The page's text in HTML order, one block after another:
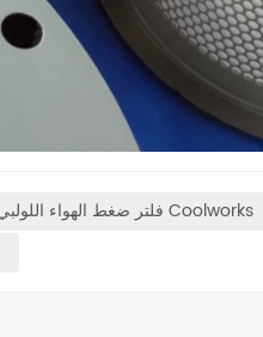
فلتر ضغط الهواء اللولبي Coolworks